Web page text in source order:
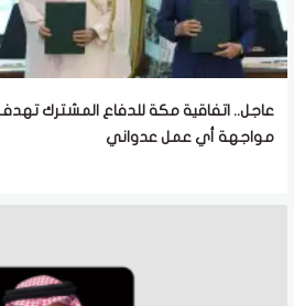
عاجل.. اتفاقية مكة للدفاع المشترك
مواجهة أي عمل عدواني